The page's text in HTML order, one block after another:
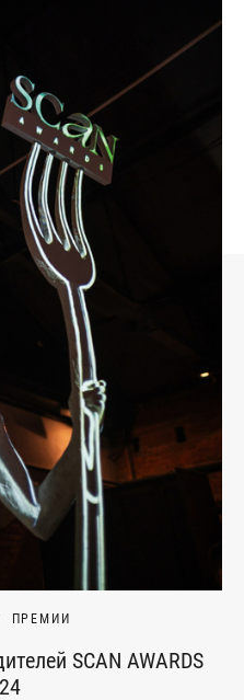
ПРЕМИИ
SCAN AWARDS